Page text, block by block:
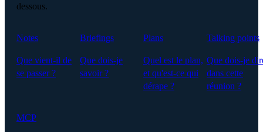
dessous.
Notes
Que vient-il de
se passer ?
Briefings
Que dois-je
savoir ?
Plans
Quel est le plan,
et qu'est-ce qui
dérape ?
Talking points
Que dois-je
dans cette
réunion ?
MCP